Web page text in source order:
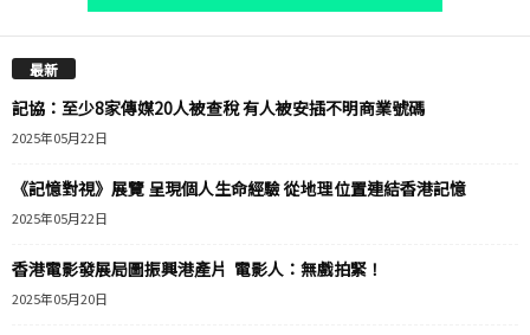
最新
記協：至少8家傳媒20人被查稅 有人被安插不明商業號碼
2025年05月22日
《記憶對視》展覽 呈現個人生命經驗 從地理位置連結香港記憶
2025年05月22日
香港電影發展局圖振興港產片 電影人：無戲拍緊！
2025年05月20日